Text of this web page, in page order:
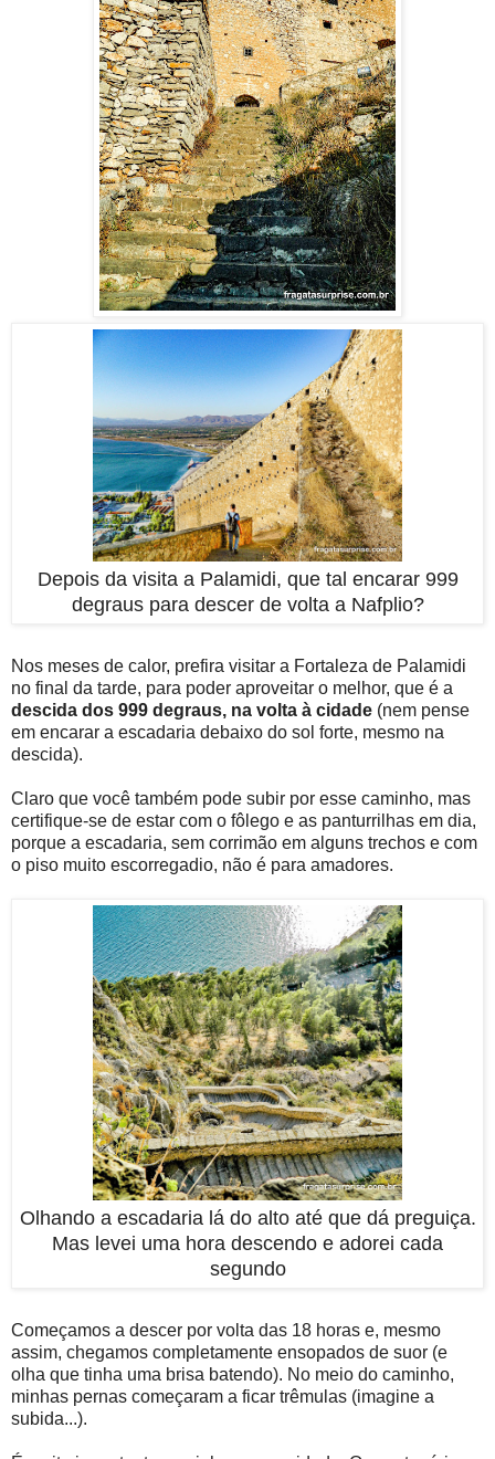
Depois da visita a Palamidi, que tal encarar 999
degraus para descer de volta a Nafplio?
Nos meses de calor, prefira visitar a Fortaleza de Palamidi
no final da tarde, para poder aproveitar o melhor, que é a
descida dos 999 degraus, na volta à cidade (nem pense
em encarar a escadaria debaixo do sol forte, mesmo na
descida).
Claro que você também pode subir por esse caminho, mas
certifique-se de estar com o fôlego e as panturrilhas em dia,
porque a escadaria, sem corrimão em alguns trechos e com
o piso muito escorregadio, não é para amadores.
Olhando a escadaria lá do alto até que dá preguiça.
Mas levei uma hora descendo e adorei cada
segundo
Começamos a descer por volta das 18 horas e, mesmo
assim, chegamos completamente ensopados de suor (e
olha que tinha uma brisa batendo). No meio do caminho,
minhas pernas começaram a ficar trêmulas (imagine a
subida...).